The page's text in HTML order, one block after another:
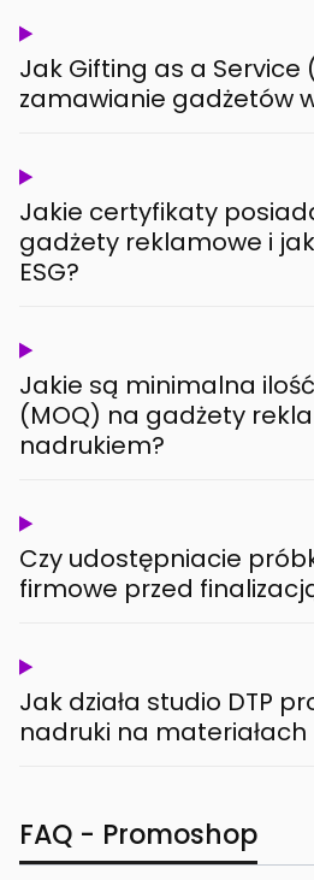
Jak Gifting as a Service
zamawianie gadżetów
Jakie certyfikaty
gadżety reklamowe i
ESG?
Jakie są minimalna
(MOQ) na gadżety
nadrukiem?
Czy udostępniacie
firmowe przed
Jak działa studio DTP
nadruki na
FAQ - Promoshop